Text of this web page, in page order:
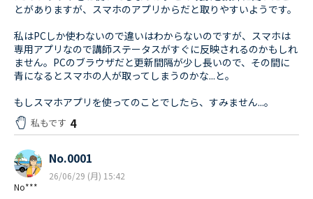
とがありますが、スマホのアプリからだと取りやすいようです。
私はPCしか使わないので違いはわからないのですが、スマホは
専用アプリなので講師ステータスがすぐに反映されるのかもしれ
ません。PCのブラウザだと更新間隔が少し長いので、その間に
青になるとスマホの人が取ってしまうのかな...と。
もしスマホアプリを使ってのことでしたら、すみません...。
私もです 4
No***
No.0001
26/06/29 (月) 15:42